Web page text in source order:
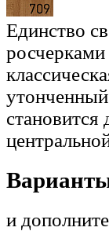
Единство
росчерками
и